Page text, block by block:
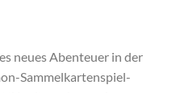
neues Abenteuer in der
Sammelkartenspiel-